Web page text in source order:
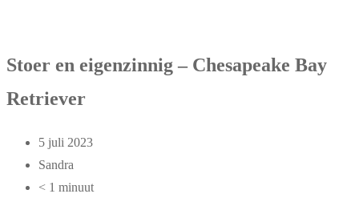
Stoer en eigenzinnig – Chesapeake Bay
Retriever
5 juli 2023
Sandra
< 1 minuut